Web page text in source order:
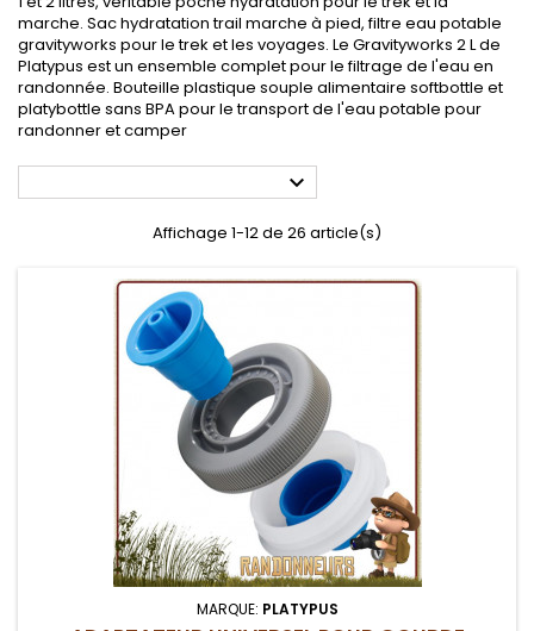
marche. Sac hydratation trail marche à pied, filtre eau potable
gravityworks pour le trek et les voyages. Le Gravityworks 2 L de
Platypus est un ensemble complet pour le filtrage de l'eau en
randonnée. Bouteille plastique souple alimentaire softbottle et
platybottle sans BPA pour le transport de l'eau potable pour
randonner et camper

Affichage 1-12 de 26 article(s)
MARQUE: PLATYPUS